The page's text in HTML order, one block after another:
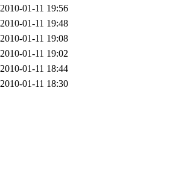
2010-01-11 19:56
2010-01-11 19:48
2010-01-11 19:08
2010-01-11 19:02
2010-01-11 18:44
2010-01-11 18:30